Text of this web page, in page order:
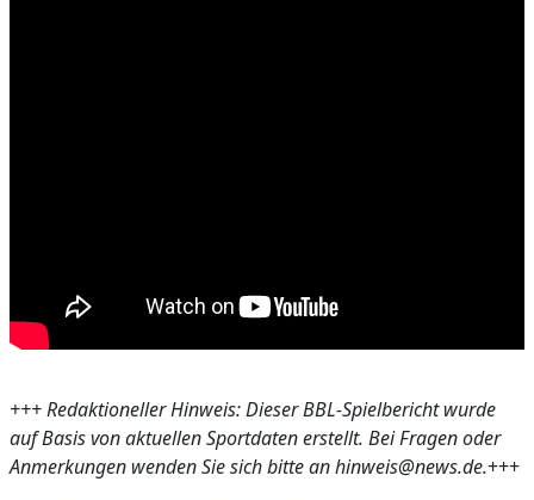
+++ Redaktioneller Hinweis: Dieser BBL-Spielbericht wurde
auf Basis von aktuellen Sportdaten erstellt. Bei Fragen oder
Anmerkungen wenden Sie sich bitte an hinweis@news.de.+++